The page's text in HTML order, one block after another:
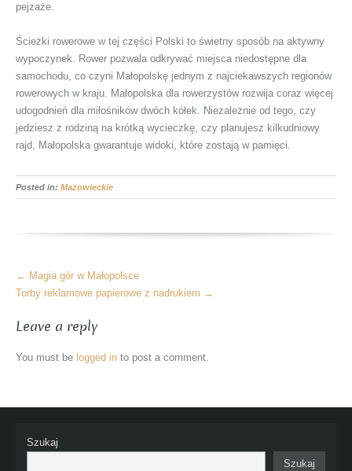
pejzaże.
Ścieżki rowerowe w tej części Polski to świetny sposób na aktywny
wypoczynek. Rower pozwala odkrywać miejsca niedostępne dla
samochodu, co czyni Małopolskę jednym z najciekawszych regionów
rowerowych w kraju. Małopolska dla rowerzystów rozwija coraz więcej
udogodnień dla miłośników dwóch kółek. Niezależnie od tego, czy
jedziesz z rodziną na krótką wycieczkę, czy planujesz kilkudniowy
rajd, Małopolska gwarantuje widoki, które zostają w pamięci.
Posted in: Mazowieckie
More
Articles
← Magia gór w Małopolsce
Torby reklamowe papierowe z nadrukiem →
Leave a reply
You must be logged in to post a comment.
Szukaj
Szukaj